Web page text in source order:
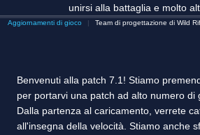
unirsi alla battaglia e molto
Aggiornamenti di gioco Team di progettazione di Wild
Benvenuti alla patch 7.1! Stiamo
per portarvi una patch ad alto numero di
Dalla partenza al caricamento, verrete
all'insegna della velocità. Stiamo anche